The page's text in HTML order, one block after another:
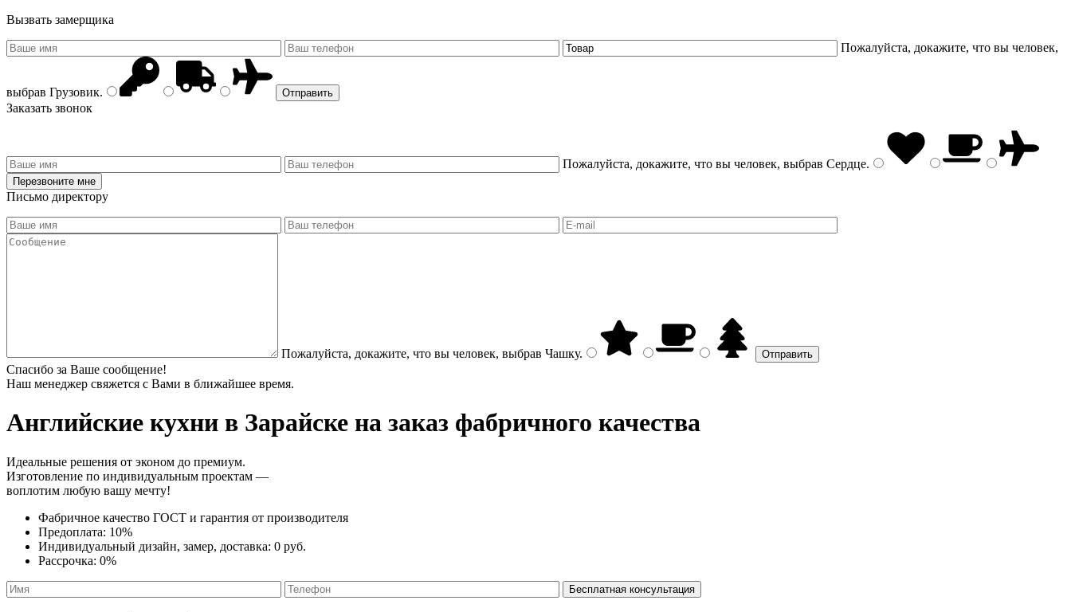
Вызвать замерщика
Пожалуйста, докажите, что вы человек,
выбрав Грузовик.
Заказать звонок
Пожалуйста, докажите, что вы человек, выбрав Сердце.
Письмо директору
Пожалуйста, докажите, что вы человек, выбрав Чашку.
Спасибо за Ваше сообщение!
Наш менеджер свяжется с Вами в ближайшее время.
Английские кухни в Зарайске на заказ фабричного качества
Идеальные решения от эконом до премиум.
Изготовление по индивидуальным проектам —
воплотим любую вашу мечту!
Фабричное качество ГОСТ и гарантия от производителя
Предоплата: 10%
Индивидуальный дизайн, замер, доставка: 0 руб.
Рассрочка: 0%